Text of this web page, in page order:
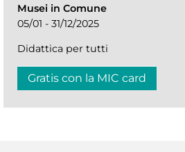
Musei in Comune
05/01 - 31/12/2025
Didattica per tutti
Gratis con la MIC card